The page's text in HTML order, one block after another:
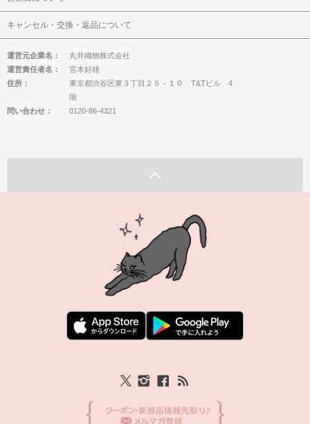
キャンセル・交換・返品について
運営元企業名：
丸井織物株式会社
運営責任者名：
宮本好雄
住所：
東京都渋谷区東３丁目２５－１０ T&Tビル 4
階
問い合わせ：
0120-86-4321